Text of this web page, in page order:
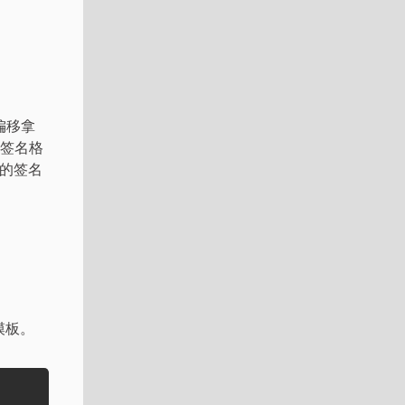
移拿
名格
签名
。